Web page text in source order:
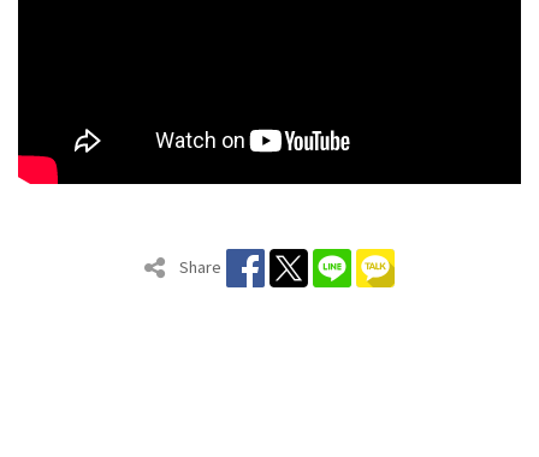
Share